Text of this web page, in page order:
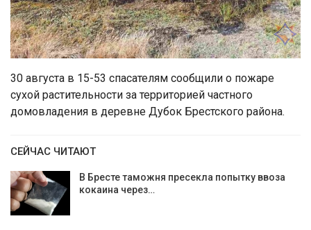
30 августа в 15-53 спасателям сообщили о пожаре
сухой растительности за территорией частного
домовладения в деревне Дубок Брестского района.
СЕЙЧАС ЧИТАЮТ
В Бресте таможня пресекла попытку ввоза
кокаина через…